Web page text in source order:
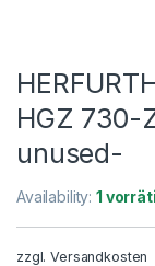
HGZ 730-
unused-
Availability:1
zzgl.Versandkosten